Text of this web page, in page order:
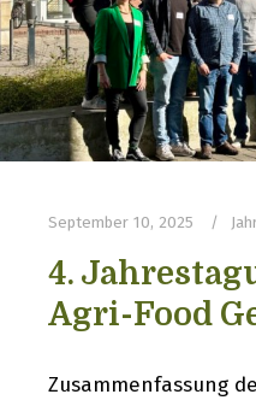
September 10, 2025
4.
Agri-Food
Zusammenfassung